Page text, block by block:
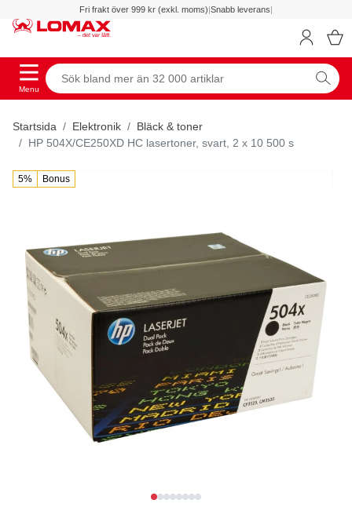
Fri frakt över 999 kr (exkl. moms)|Snabb leverans|
Menu
Startsida Elektronik
Bläck & toner
HP 504X/CE250XD HC lasertoner, svart, 2 x 10 500 s
5% Bonus